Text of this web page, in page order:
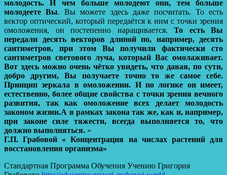
молодость. И чем больше молодеют они, тем больше
молодеете Вы. Вы можете здесь даже посчитать. То есть
вектор оптический, который передаётся к ним с точки зрения
омоложения, он постепенно наращивается. То есть Вы
передали десять векторов длиной по, например, десять
сантиметров, при этом Вы получили фактически сто
сантиметров светового луча, который Вас омолаживает.
Вот здесь можно очень чётко увидеть, что давая, по сути,
добро другим, Вы получаете точно то же самое себе.
Принцип зеркала в омоложении. И по логике он имеет,
естественно, более общие свойства с точки зрения вечного
развития, так как омоложение всех делает молодость
законом жизни.А в рамках закона так же, как и, например,
при законе силе тяжести, всегда выполняется то, что
должно выполняться. »
Г.П. Грабовой « Концентрация на числах растений для
восстановления организма»
Стандартная Программа Обучения Учению Григория